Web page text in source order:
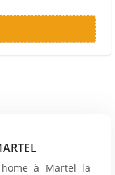
à Martel la